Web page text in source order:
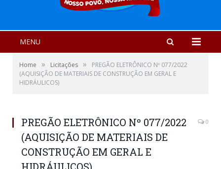
MENU
Home » Licitações »
PREGÃO ELETRÔNICO Nº 077/2022
(AQUISIÇÃO DE MATERIAIS DE CONSTRUÇÃO EM GERAL E
HIDRÁULICOS)
PREGÃO ELETRÔNICO Nº 077/2022
(AQUISIÇÃO DE MATERIAIS DE
CONSTRUÇÃO EM GERAL E
0